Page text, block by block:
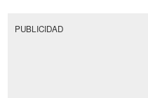
PUBLICIDAD